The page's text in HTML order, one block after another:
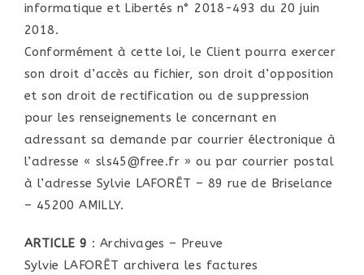
informatique et Libertés n° 2018-493 du 20 juin
2018.
Conformément à cette loi, le Client pourra exercer
son droit d’accès au fichier, son droit d’opposition
et son droit de rectification ou de suppression
pour les renseignements le concernant en
adressant sa demande par courrier électronique à
l’adresse « sls45@free.fr » ou par courrier postal
à l’adresse Sylvie LAFORÊT – 89 rue de Briselance
– 45200 AMILLY.
ARTICLE 9 : Archivages – Preuve
Sylvie LAFORÊT archivera les factures